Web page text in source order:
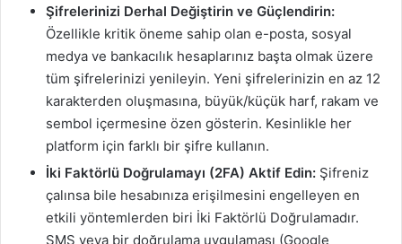
Şifrelerinizi Derhal Değiştirin ve Güçlendirin:
Özellikle kritik öneme sahip olan e-posta, sosyal
medya ve bankacılık hesaplarınız başta olmak üzere
tüm şifrelerinizi yenileyin. Yeni şifrelerinizin en az 12
karakterden oluşmasına, büyük/küçük harf, rakam ve
sembol içermesine özen gösterin. Kesinlikle her
platform için farklı bir şifre kullanın.
İki Faktörlü Doğrulamayı (2FA) Aktif Edin: Şifreniz
çalınsa bile hesabınıza erişilmesini engelleyen en
etkili yöntemlerden biri İki Faktörlü Doğrulamadır.
SMS veya bir doğrulama uygulaması (Google